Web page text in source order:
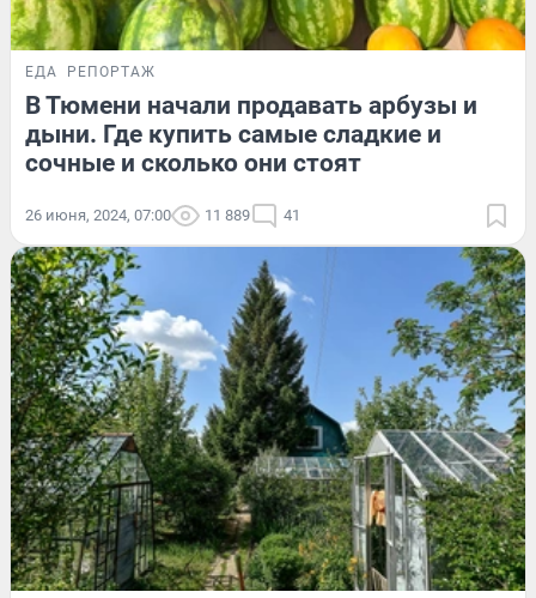
ЕДА РЕПОРТАЖ
В Тюмени начали продавать арбузы и
дыни. Где купить самые сладкие и
сочные и сколько они стоят
26 июня, 2024, 07:00 11 889 41